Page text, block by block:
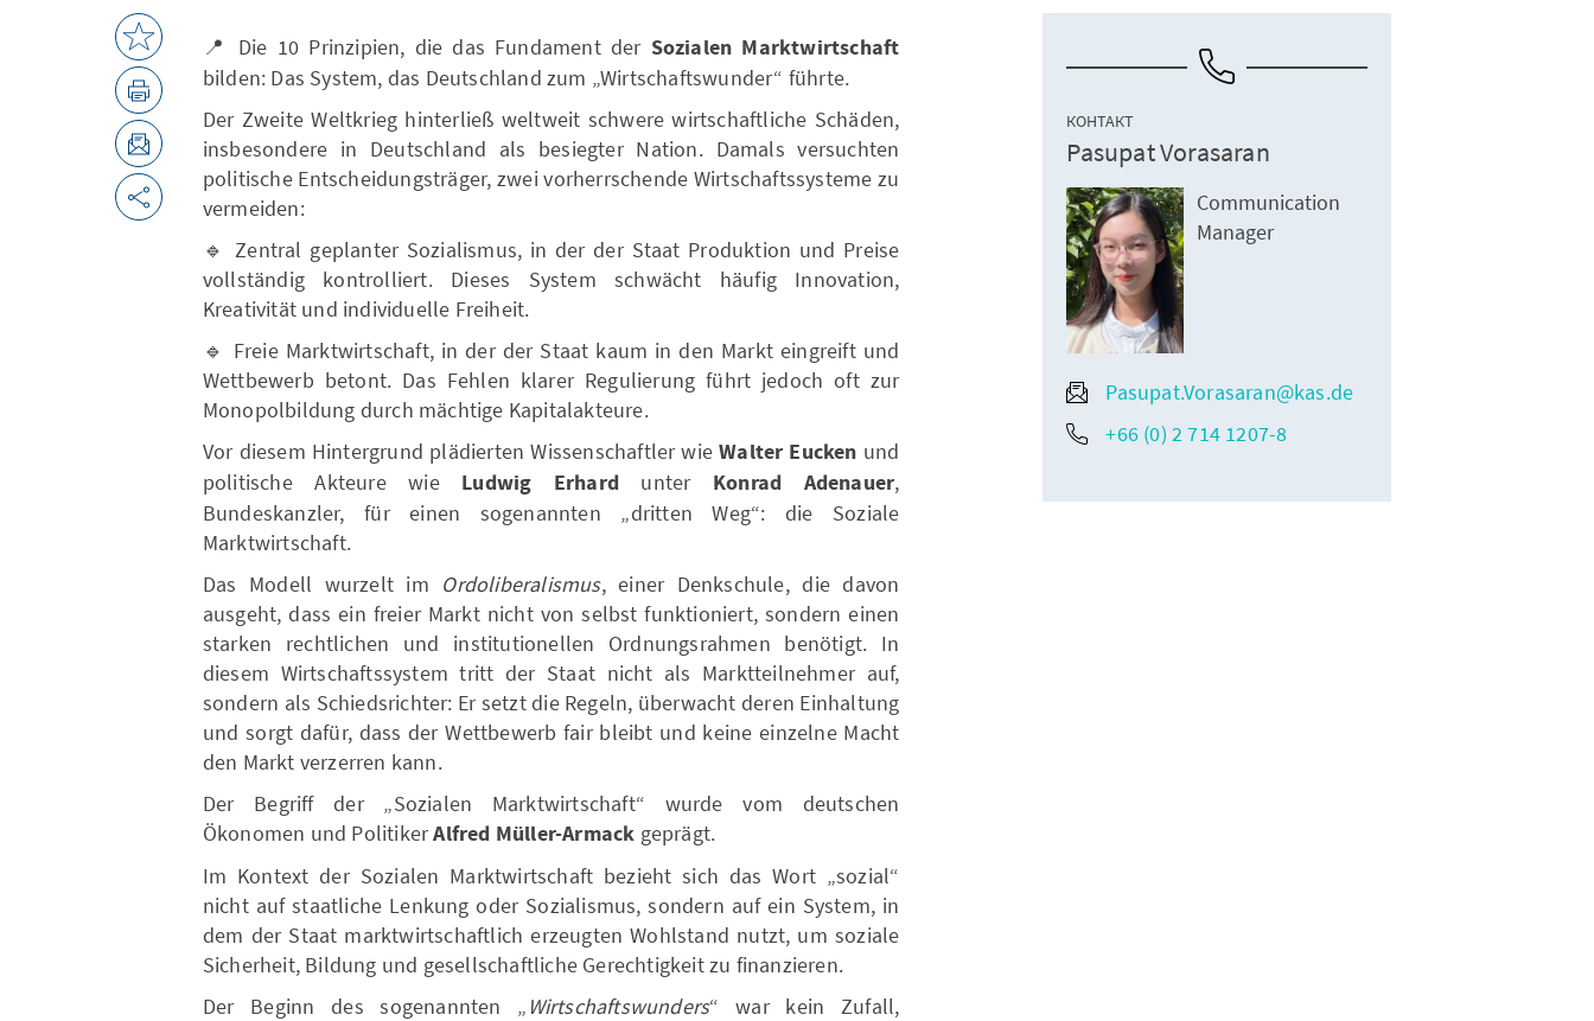
📍 Die 10 Prinzipien, die das Fundament der Sozialen Marktwirtschaft
bilden: Das System, das Deutschland zum „Wirtschaftswunder“ führte.
Der Zweite Weltkrieg hinterließ weltweit schwere wirtschaftliche Schäden,
insbesondere in Deutschland als besiegter Nation. Damals versuchten
politische Entscheidungsträger, zwei vorherrschende Wirtschaftssysteme zu
vermeiden:
🔹 Zentral geplanter Sozialismus, in der der Staat Produktion und Preise
vollständig kontrolliert. Dieses System schwächt häufig Innovation,
Kreativität und individuelle Freiheit.
🔹 Freie Marktwirtschaft, in der der Staat kaum in den Markt eingreift und
Wettbewerb betont. Das Fehlen klarer Regulierung führt jedoch oft zur
Monopolbildung durch mächtige Kapitalakteure.
Vor diesem Hintergrund plädierten Wissenschaftler wieWalter Eucken und
politische Akteure wie Ludwig Erhard unter Konrad Adenauer,
Bundeskanzler, für einen sogenannten „dritten Weg“: die Soziale
Marktwirtschaft.
Das Modell wurzelt im Ordoliberalismus, einer Denkschule, die davon
ausgeht, dass ein freier Markt nicht von selbst funktioniert, sondern einen
starken rechtlichen und institutionellen Ordnungsrahmen benötigt. In
diesem Wirtschaftssystem tritt der Staat nicht als Marktteilnehmer auf,
sondern als Schiedsrichter: Er setzt die Regeln, überwacht deren Einhaltung
und sorgt dafür, dass der Wettbewerb fair bleibt und keine einzelne Macht
den Markt verzerren kann.
Der Begriff der „Sozialen Marktwirtschaft“ wurde vom deutschen
Ökonomen und PolitikerAlfred Müller-Armack geprägt.
Im Kontext der Sozialen Marktwirtschaft bezieht sich das Wort „sozial“
nicht auf staatliche Lenkung oder Sozialismus, sondern auf ein System, in
dem der Staat marktwirtschaftlich erzeugten Wohlstand nutzt, um soziale
Sicherheit, Bildung und gesellschaftliche Gerechtigkeit zu finanzieren.
Der Beginn des sogenannten „ Wirtschaftswunders“ war kein Zufall,
КОНТАКТ
Pasupat Vorasaran
Communication
Manager
Pasupat.Vorasaran@kas.de
+66 (0) 2 714 1207-8